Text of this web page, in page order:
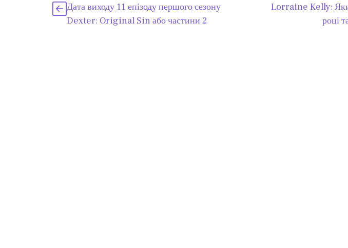
Дата виходу 11 епізоду першого сезону
Dexter: Original Sin або частини 2
Lorraine Kelly:
році